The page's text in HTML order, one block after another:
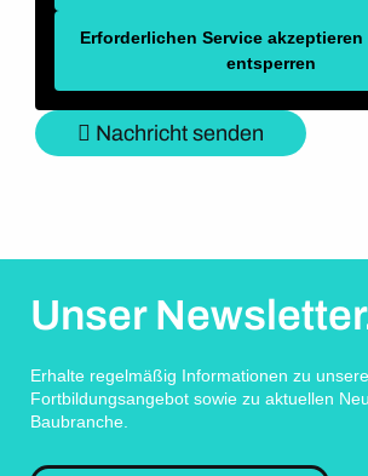
Erforderlichen Service
entsperren
Nachricht senden
Unser
Erhalte regelmäßig Informationen zu
Fortbildungsangebot sowie zu aktuellen
Baubranche.